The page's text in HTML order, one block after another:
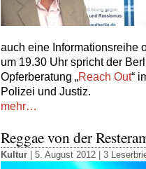
auch eine Informationsreihe
um 19.30 Uhr spricht der
Opferberatung „Reach Out“
Polizei und Justiz.
mehr…
Reggae von der
Kultur | 5. August 2012 | 3